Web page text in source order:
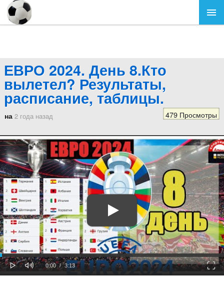
ЕВРО 2024. День 8.Кто
вылетел? Результаты,
расписание, таблицы.
на 2 года назад 479 Просмотры
Play Mute
Current
0:00 / Duration
3:13